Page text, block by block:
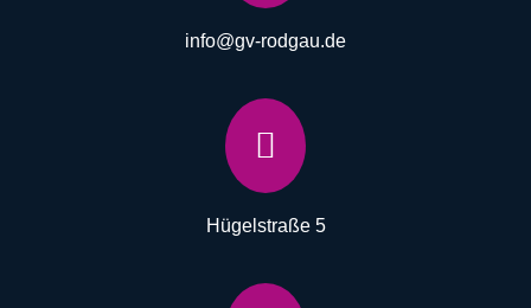
info@gv-rodgau.de

Hügelstraße 5